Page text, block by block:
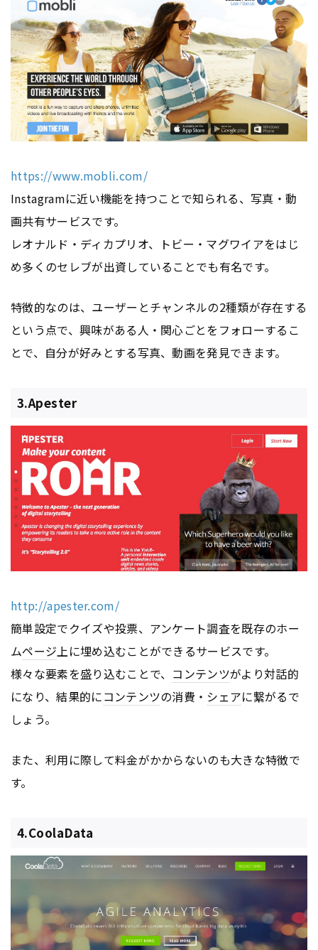
https://www.mobli.com/
Instagramに近い機能を持つことで知られる、写真・動
画共有サービスです。
レオナルド・ディカプリオ、トビー・マグワイアをはじ
め多くのセレブが出資していることでも有名です。
特徴的なのは、ユーザーとチャンネルの2種類が存在する
という点で、興味がある人・関心ごとをフォローするこ
とで、自分が好みとする写真、動画を発見できます。
3.Apester
http://apester.com/
簡単設定でクイズや投票、アンケート調査を既存のホー
ムページ上に埋め込むことができるサービスです。
様々な要素を盛り込むことで、 コンテンツがより対話的
になり、結果的にコンテンツの消費・ シェアに繋がるで
しょう。
また、利用に際して料金がかからないのも大きな特徴で
す。
4.CoolaData